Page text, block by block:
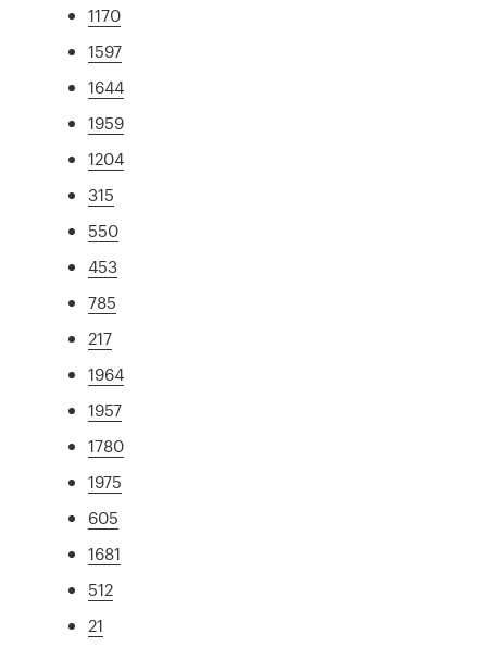
1170
1597
1644
1959
1204
315
550
453
785
217
1964
1957
1780
1975
605
1681
512
21